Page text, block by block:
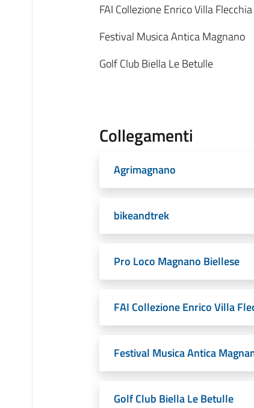
FAI Collezione Enrico Villa Flecchia
Festival Musica Antica Magnano
Golf Club Biella Le Betulle
Collegamenti
Agrimagnano
bikeandtrek
Pro Loco Magnano Biellese
FAI Collezione Enrico Villa
Festival Musica Antica
Golf Club Biella Le Betulle